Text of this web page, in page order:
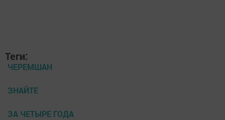
Теги:
ЧЕРЕМШАН
ЗНАЙТЕ
ЗА ЧЕТЫРЕ ГОДА